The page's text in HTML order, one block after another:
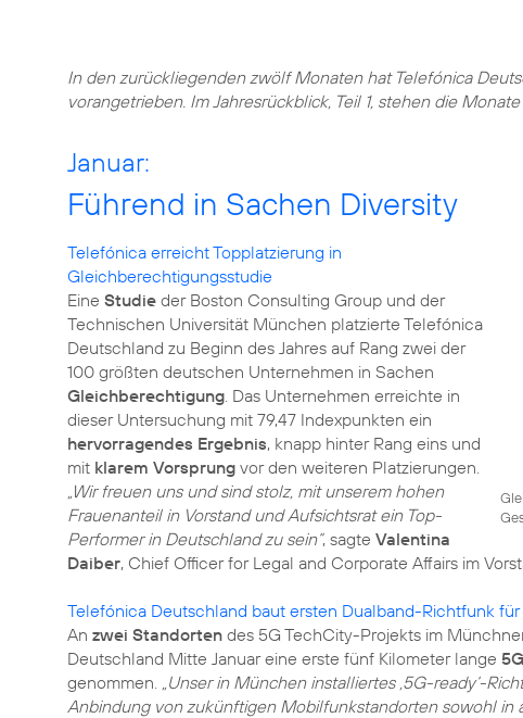
In den zurückliegenden zwölf Monaten hat Telefónica
vorangetrieben. Im Jahresrückblick, Teil 1, stehen die
Januar:
Führend in Sachen Diversity
Telefónica erreicht Topplatzierung in
Gleichberechtigungsstudie
Eine Studie der Boston Consulting Group und der
Technischen Universität München platzierte Telefónica
Deutschland zu Beginn des Jahres auf Rang zwei der
100 größten deutschen Unternehmen in Sachen
Gleichberechtigung. Das Unternehmen erreichte in
dieser Untersuchung mit 79,47 Indexpunkten ein
hervorragendes Ergebnis, knapp hinter Rang eins und
mit klarem Vorsprung vor den weiteren Platzierungen.
„Wir freuen uns und sind stolz, mit unserem hohen
Frauenanteil in Vorstand und Aufsichtsrat ein Top-
Performer in Deutschland zu sein“, sagte Valentina
Daiber, Chief Officer for Legal and Corporate Affairs im
Telefónica Deutschland baut ersten Dualband-Richtfunk
An zwei Standorten des 5G TechCity-Projekts im
Deutschland Mitte Januar eine erste fünf Kilometer lange
genommen. „Unser in München installiertes ‚5G-ready‘-
Anbindung von zukünftigen Mobilfunkstandorten sowohl in